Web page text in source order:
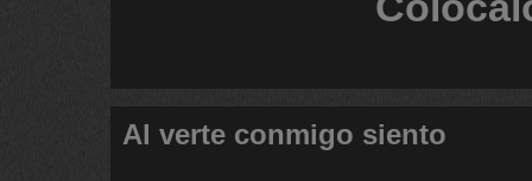
Al verte conmigo siento